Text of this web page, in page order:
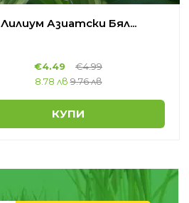
Лилиум Азиатски Бял...
€4.49 €4.99
8.78 лв 9.76 лв
КУПИ